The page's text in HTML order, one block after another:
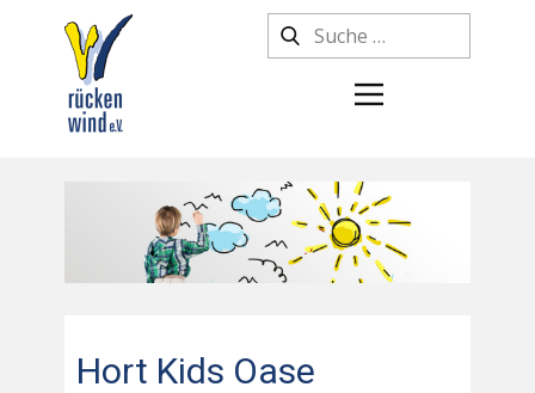
Hort Kids Oase